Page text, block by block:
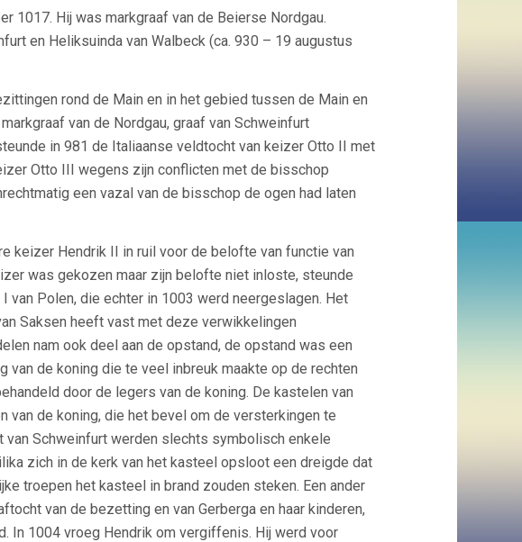
1017. Hij was markgraaf van de Beierse Nordgau.
en Heliksuinda van Walbeck (ca. 930 – 19 augustus
rond de Main en in het gebied tussen de Main en
van de Nordgau, graaf van Schweinfurt
in 981 de Italiaanse veldtocht van keizer Otto II met
Otto III wegens zijn conflicten met de bisschop
een vazal van de bisschop de ogen had laten
keizer Hendrik II in ruil voor de belofte van functie van
was gekozen maar zijn belofte niet inloste, steunde
van Polen, die echter in 1003 werd neergeslagen. Het
Saksen heeft vast met deze verwikkelingen
nam ook deel aan de opstand, de opstand was een
van de koning die te veel inbreuk maakte op de rechten
door de legers van de koning. De kastelen van
van de koning, die het bevel om de versterkingen te
van Schweinfurt werden slechts symbolisch enkele
zich in de kerk van het kasteel opsloot een dreigde dat
troepen het kasteel in brand zouden steken. Een ander
van de bezetting en van Gerberga en haar kinderen,
In 1004 vroeg Hendrik om vergiffenis. Hij werd voor